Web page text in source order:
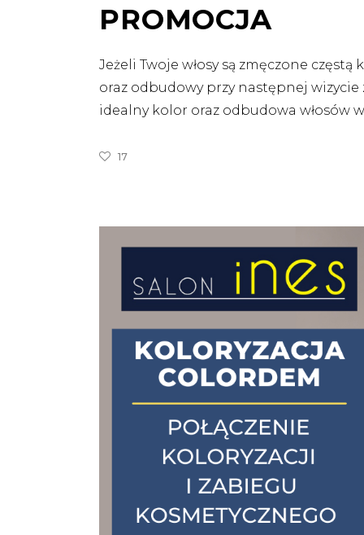
PROMOCJA
Jeżeli Twoje włosy są zmęczone
oraz odbudowy przy następnej
idealny kolor oraz odbudowa włosów
17